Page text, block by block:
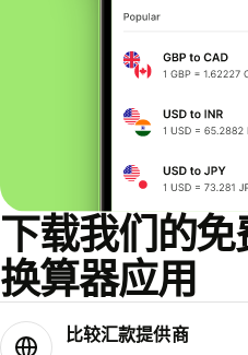
下载我们的
换算器应用
比较汇款提供商